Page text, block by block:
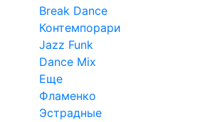
Break Dance
Контемпорари
Jazz Funk
Dance Mix
Еще
Фламенко
Эстрадные